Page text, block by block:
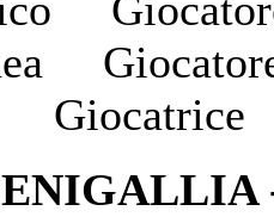
Giocatrice